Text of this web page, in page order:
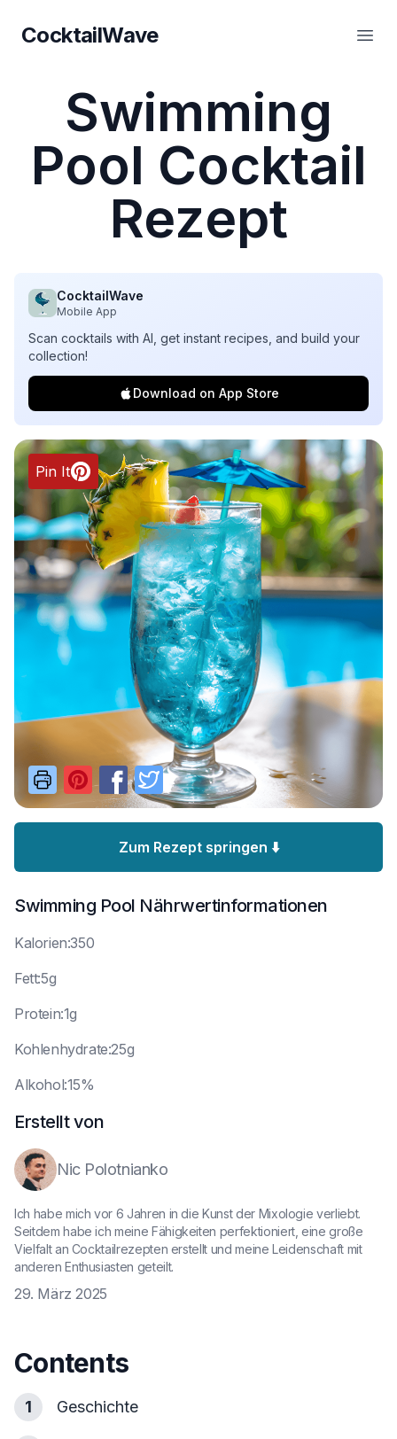
CocktailWave
CocktailWave
Swimming
Pool Cocktail
Rezept
CocktailWave
Mobile App
Scan cocktails with AI, get instant recipes, and build your
collection!
Download on App Store
Pin It
Zum Rezept springen ⬇️
Swimming Pool Nährwertinformationen
Kalorien:350
Fett:5g
Protein:1g
Kohlenhydrate:25g
Alkohol:15%
Erstellt von
Nic Polotnianko
Ich habe mich vor 6 Jahren in die Kunst der Mixologie verliebt.
Seitdem habe ich meine Fähigkeiten perfektioniert, eine große
Vielfalt an Cocktailrezepten erstellt und meine Leidenschaft mit
anderen Enthusiasten geteilt.
29. März 2025
Contents
1 Geschichte